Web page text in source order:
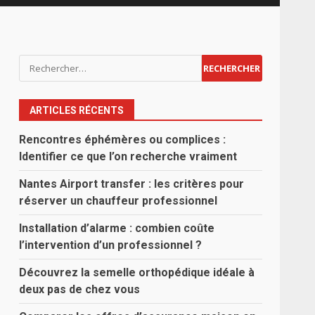
Rechercher :
ARTICLES RÉCENTS
Rencontres éphémères ou complices :
Identifier ce que l’on recherche vraiment
Nantes Airport transfer : les critères pour
réserver un chauffeur professionnel
Installation d’alarme : combien coûte
l’intervention d’un professionnel ?
Découvrez la semelle orthopédique idéale à
deux pas de chez vous